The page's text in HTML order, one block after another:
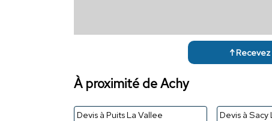
↑
À proximité de Achy
Devis à Puits La Vallee Devis à Sacy